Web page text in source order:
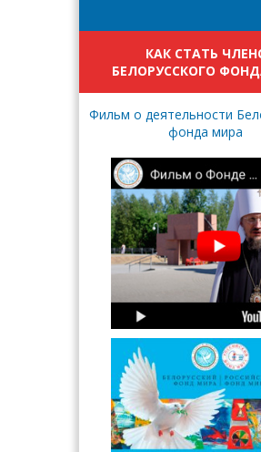
КАК СТАТЬ
БЕЛОРУССКОГО
Фильм о деятельности
фонда мира